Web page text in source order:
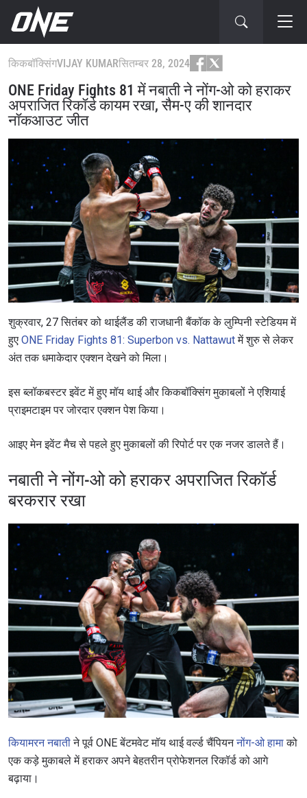
किकबॉक्सिंगVIJAY KUMARसितम्बर 28, 2024
ONE Friday Fights 81 में नबाती ने नोंग-ओ को हराकर
अपराजित रिकॉर्ड कायम रखा, सैम-ए की शानदार
नॉकआउट जीत
शुक्रवार, 27 सितंबर को थाईलैंड की राजधानी बैंकॉक के लुम्पिनी स्टेडियम में
हुए ONE Friday Fights 81: Superbon vs. Nattawutमें शुरु से लेकर
अंत तक धमाकेदार एक्शन देखने को मिला।
इस ब्लॉकबस्टर इवेंट में हुए मॉय थाई और किकबॉक्सिंग मुकाबलों ने एशियाई
प्राइमटाइम पर जोरदार एक्शन पेश किया।
आइए मेन इवेंट मैच से पहले हुए मुकाबलों की रिपोर्ट पर एक नजर डालते हैं।
नबाती ने नोंग-ओ को हराकर अपराजित रिकॉर्ड
बरकरार रखा
कियामरन नबातीने पूर्व ONE बेंटमवेट मॉय थाई वर्ल्ड चैंपियननोंग-ओ हामाको
एक कड़े मुकाबले में हराकर अपने बेहतरीन प्रोफेशनल रिकॉर्ड को आगे
बढ़ाया।